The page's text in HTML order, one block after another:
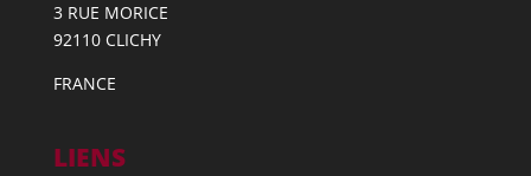
3 RUE MORICE
92110 CLICHY
FRANCE
LIENS